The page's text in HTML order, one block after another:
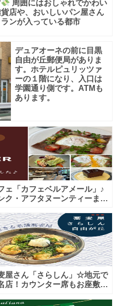
周囲にはおしゃれでかわい
店や、おいしいパン屋さん
ンが入っている都市
デュアオーネの前に目黒
自由が丘郵便局がありま
す。ホテルピュリッツァ
ーの１階になり、入口は
学園通り側です。ATMも
あります。
ェ「カフェベルアメール」♪
ク・アフタヌーンティーまで
屋さん「さらしん」☆地元で
店！カウンター席もお座敷も